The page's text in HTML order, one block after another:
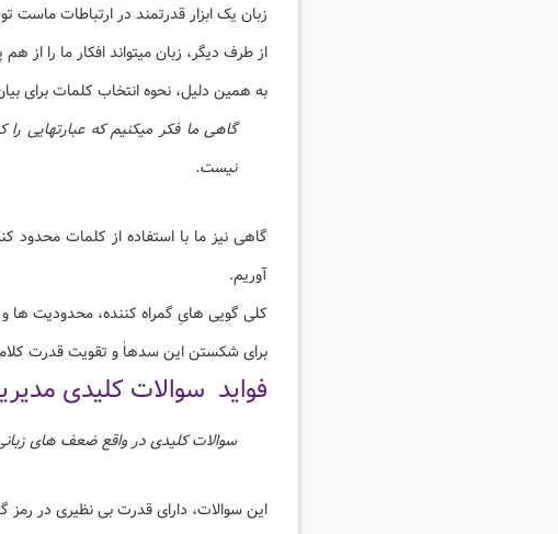
زبان یک ابزار قدرتمند در ارتباطات ماست
از طرف دیگر، زبان میتواند افکار ما را از
به همین دلیل، نحوه انتخاب کلمات برای
گاهی ما فکر میکنیم که عبارتهایی
نیست.
گاهی نیز ما با استفاده از کلمات محدود
آوریم.
کلی گویی هایِ گمراه کننده، محدودیت ها و
برای شکستن این سدهاٰ و تقویت قدرت
فواید سوالات کلیدی
سوالات کلیدی در واقع ضعف های
این سوالات، دارای قدرت بی نظیری در